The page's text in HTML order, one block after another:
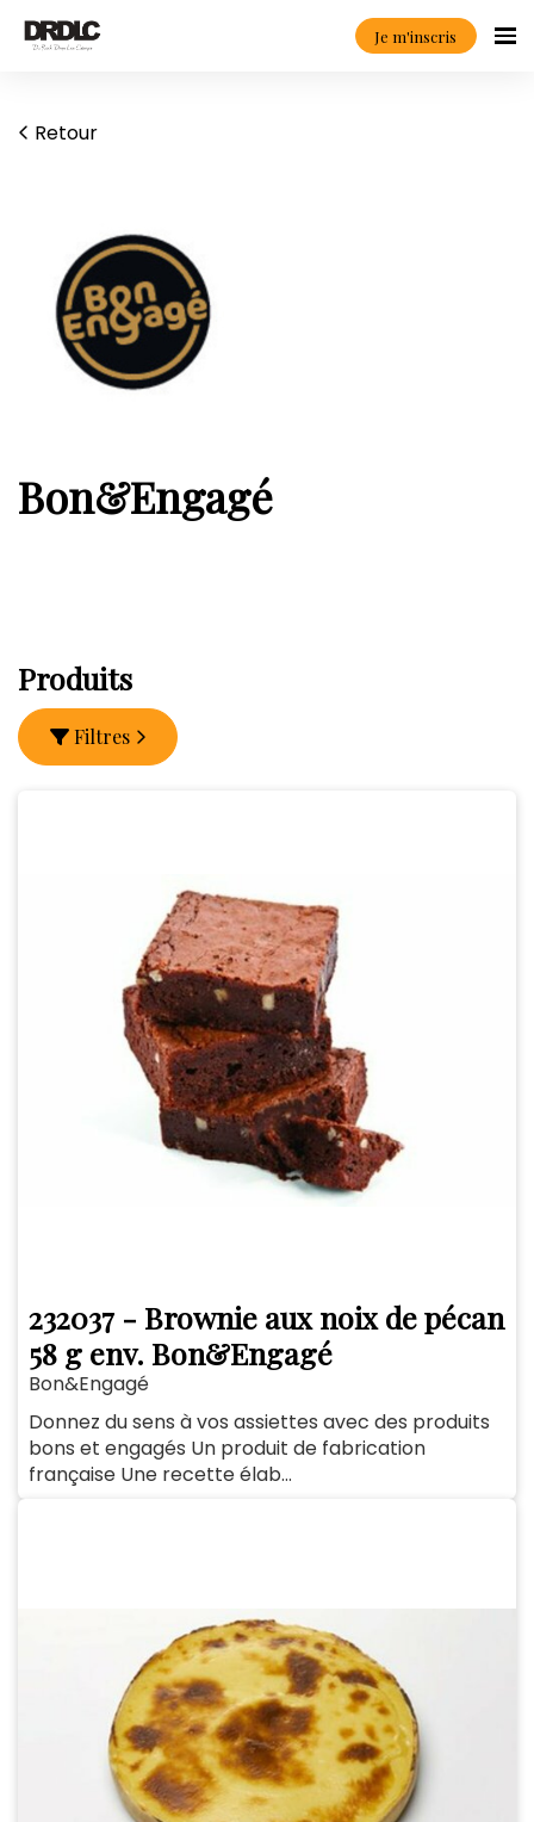
Je m'inscris
Retour
Bon&Engagé
Produits
Filtres
232037 - Brownie aux noix de pécan
58 g env. Bon&Engagé
Bon&Engagé
Donnez du sens à vos assiettes avec des produits
bons et engagés Un produit de fabrication
française Une recette élab...